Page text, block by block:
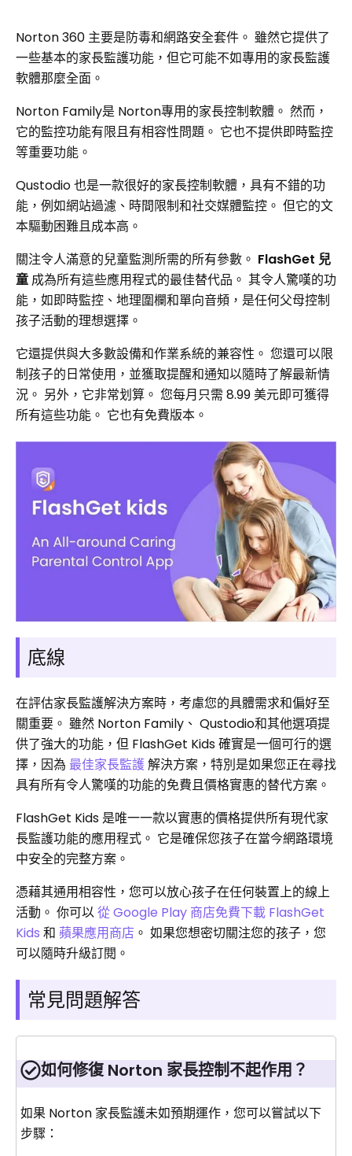
Norton 360 主要是防毒和網路安全套件。 雖然它提供了
一些基本的家長監護功能，但它可能不如專用的家長監護
軟體那麼全面。
Norton Family是 Norton專用的家長控制軟體。 然而，
它的監控功能有限且有相容性問題。 它也不提供即時監控
等重要功能。
Qustodio 也是一款很好的家長控制軟體，具有不錯的功
能，例如網站過濾、時間限制和社交媒體監控。 但它的文
本驅動困難且成本高。
關注令人滿意的兒童監測所需的所有參數。 FlashGet 兒
童 成為所有這些應用程式的最佳替代品。 其令人驚嘆的功
能，如即時監控、地理圍欄和單向音頻，是任何父母控制
孩子活動的理想選擇。
它還提供與大多數設備和作業系統的兼容性。 您還可以限
制孩子的日常使用，並獲取提醒和通知以隨時了解最新情
況。 另外，它非常划算。 您每月只需 8.99 美元即可獲得
所有這些功能。 它也有免費版本。
底線
在評估家長監護解決方案時，考慮您的具體需求和偏好至
關重要。 雖然 Norton Family、 Qustodio和其他選項提
供了強大的功能，但 FlashGet Kids 確實是一個可行的選
擇，因為 最佳家長監護解決方案，特別是如果您正在尋找
具有所有令人驚嘆的功能的免費且價格實惠的替代方案。
FlashGet Kids 是唯一一款以實惠的價格提供所有現代家
長監護功能的應用程式。 它是確保您孩子在當今網路環境
中安全的完整方案。
憑藉其通用相容性，您可以放心孩子在任何裝置上的線上
活動。 你可以從 Google Play 商店免費下載 FlashGet
Kids 和 蘋果應用商店 。 如果您想密切關注您的孩子，您
可以隨時升級訂閱。
常見問題解答
如何修復 Norton 家長控制不起作用？
如果 Norton 家長監護未如預期運作，您可以嘗試以下
步驟：